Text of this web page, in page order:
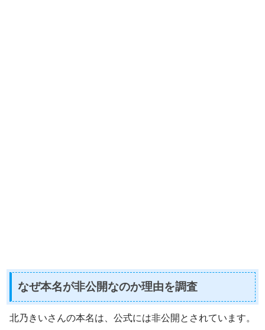
なぜ本名が非公開なのか理由を調査
北乃きいさんの本名は、公式には非公開とされています。